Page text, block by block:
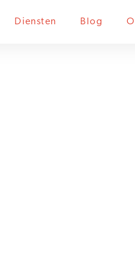
Diensten Blog